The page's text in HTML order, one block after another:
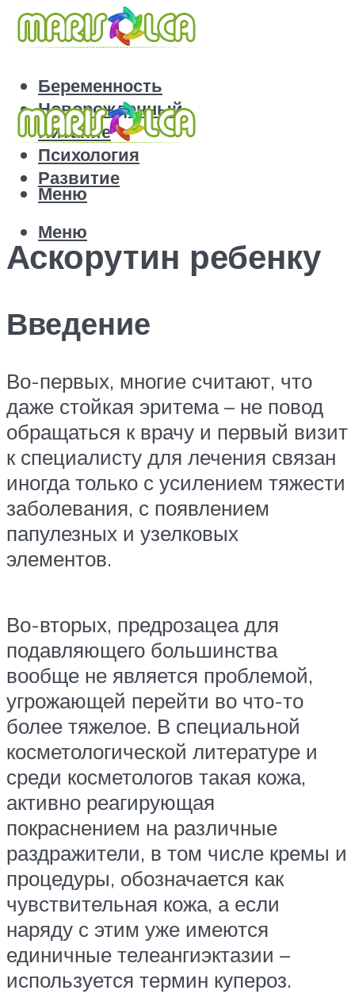
Беременность
Новорожденный
Питание
Психология
Развитие
Меню
Меню
Аскорутин ребенку
Введение
Во-первых, многие считают, что
даже стойкая эритема – не повод
обращаться к врачу и первый визит
к специалисту для лечения связан
иногда только с усилением тяжести
заболевания, с появлением
папулезных и узелковых
элементов.
Во-вторых, предрозацеа для
подавляющего большинства
вообще не является проблемой,
угрожающей перейти во что-то
более тяжелое. В специальной
косметологической литературе и
среди косметологов такая кожа,
активно реагирующая
покраснением на различные
раздражители, в том числе кремы и
процедуры, обозначается как
чувствительная кожа, а если
наряду с этим уже имеются
единичные телеангиэктазии –
используется термин купероз.